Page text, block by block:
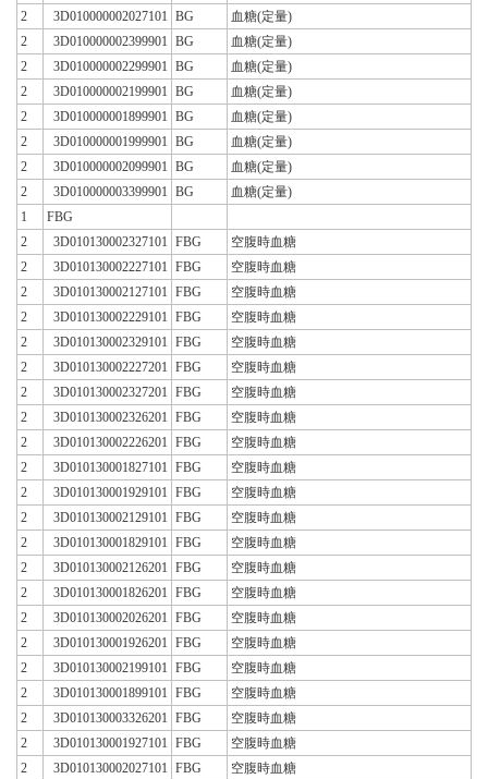
2 3D010000002027101 BG
血糖(定量)
2
3D010000002399901 BG
血糖(定量)
2
3D010000002299901 BG
血糖(定量)
2
3D010000002199901 BG
血糖(定量)
2
3D010000001899901 BG
血糖(定量)
2
3D010000001999901 BG
血糖(定量)
2
3D010000002099901 BG
血糖(定量)
2
3D010000003399901 BG
血糖(定量)
1
FBG
2
3D010130002327101 FBG
空腹時血糖
2
3D010130002227101 FBG
空腹時血糖
2
3D010130002127101 FBG
空腹時血糖
2
3D010130002229101 FBG
空腹時血糖
2
3D010130002329101 FBG
空腹時血糖
2
3D010130002227201 FBG
空腹時血糖
2
3D010130002327201 FBG
空腹時血糖
2
3D010130002326201 FBG
空腹時血糖
2
3D010130002226201 FBG
空腹時血糖
2
3D010130001827101 FBG
空腹時血糖
2
3D010130001929101 FBG
空腹時血糖
2
3D010130002129101 FBG
空腹時血糖
2
3D010130001829101 FBG
空腹時血糖
2
3D010130002126201 FBG
空腹時血糖
2
3D010130001826201 FBG
空腹時血糖
2
3D010130002026201 FBG
空腹時血糖
2
3D010130001926201 FBG
空腹時血糖
2
3D010130002199101 FBG
空腹時血糖
2
3D010130001899101 FBG
空腹時血糖
2
3D010130003326201 FBG
空腹時血糖
2
3D010130001927101 FBG
空腹時血糖
2
3D010130002027101 FBG
空腹時血糖